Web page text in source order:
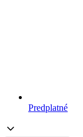
Predplatné